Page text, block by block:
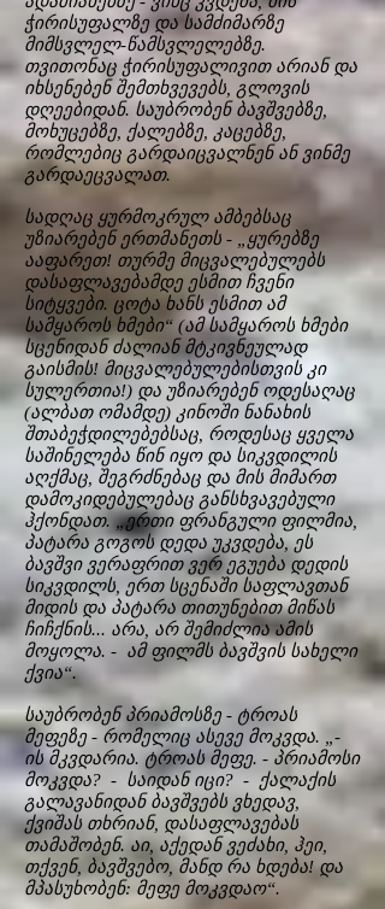
ჭირისუფალზე და სამძიმარზე
მიმსვლელ-წამსვლელებზე.
თვითონაც ჭირისუფალივით არიან და
იხსენებენ შემთხვევებს, გლოვის
დღეებიდან. საუბრობენ ბავშვებზე,
მოხუცებზე, ქალებზე, კაცებზე,
რომლებიც გარდაიცვალნენ ან ვინმე
გარდაეცვალათ.
სადღაც ყურმოკრულ ამბებსაც
უზიარებენ ერთმანეთს - „ყურებზე
ააფარეთ! თურმე მიცვალებულებს
დასაფლავებამდე ესმით ჩვენი
სიტყვები. ცოტა ხანს ესმით ამ
სამყაროს ხმები“ (ამ სამყაროს ხმები
სცენიდან ძალიან მტკივნეულად
გაისმის! მიცვალებულებისთვის კი
სულერთია!) და უზიარებენ ოდესაღაც
(ალბათ ომამდე) კინოში ნანახის
შთაბეჭდილებებსაც, როდესაც ყველა
საშინელება წინ იყო და სიკვდილის
აღქმაც, შეგრძნებაც და მის მიმართ
დამოკიდებულებაც განსხვავებული
ჰქონდათ. „ერთი ფრანგული ფილმია,
პატარა გოგოს დედა უკვდება, ეს
ბავშვი ვერაფრით ვერ ეგუება დედის
სიკვდილს, ერთ სცენაში საფლავთან
მიდის და პატარა თითუნებით მიწას
ჩიჩქნის... არა, არ შემიძლია ამის
მოყოლა. - ამ ფილმს ბავშვის სახელი
ქვია“.
საუბრობენ პრიამოსზე - ტროას
მეფეზე - რომელიც ასევე მოკვდა. „-
ის მკვდარია. ტროას მეფე. - პრიამოსი
მოკვდა? - საიდან იცი? - ქალაქის
გალავანიდან ბავშვებს ვხედავ,
ქვიშას თხრიან, დასაფლავებას
თამაშობენ. აი, აქედან ვეძახი, ჰეი,
თქვენ, ბავშვებო, მანდ რა ხდება! და
მპასუხობენ: მეფე მოკვდაო“.